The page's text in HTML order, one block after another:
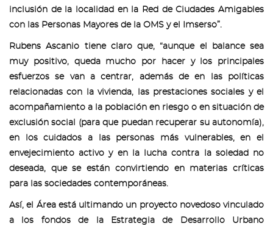
inclusión de la localidad en la Red de Ciudades Amigables
con las Personas Mayores de la OMS y el Imserso”.
Rubens Ascanio tiene claro que, “aunque el balance sea
muy positivo, queda mucho por hacer y los principales
esfuerzos se van a centrar, además de en las políticas
relacionadas con la vivienda, las prestaciones sociales y el
acompañamiento a la población en riesgo o en situación de
exclusión social (para que puedan recuperar su autonomía),
en los cuidados a las personas más vulnerables, en el
envejecimiento activo y en la lucha contra la soledad no
deseada, que se están convirtiendo en materias críticas
para las sociedades contemporáneas.
Así, el Área está ultimando un proyecto novedoso vinculado
a los fondos de la Estrategia de Desarrollo Urbano